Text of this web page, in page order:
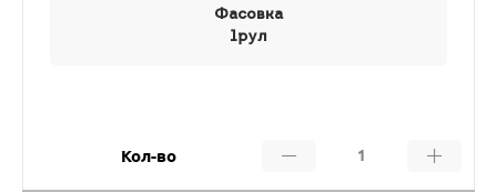
Фасовка
1рул
Кол-во